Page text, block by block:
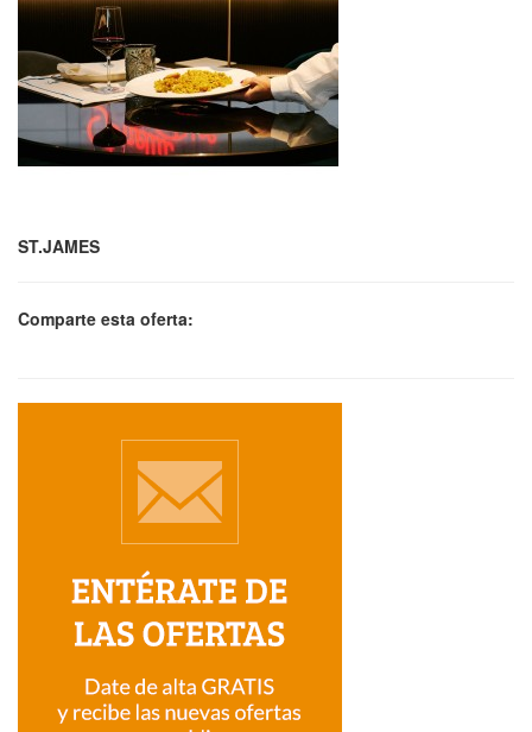
ST.JAMES
Comparte esta oferta: